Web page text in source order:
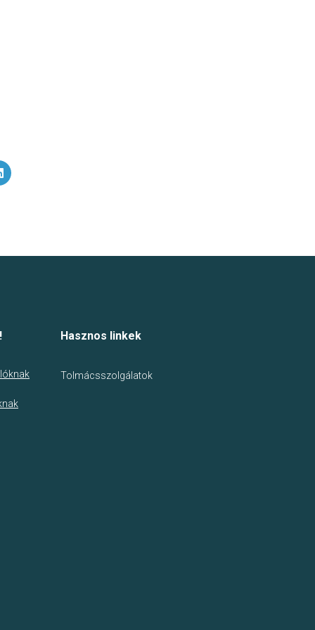
Hasznos linkek
Tolmácsszolgálatok